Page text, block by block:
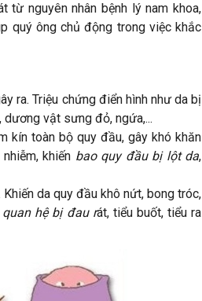
từ nguyên nhân bệnh lý nam khoa,
quý ông chủ động trong việc khắc
ra. Triệu chứng điển hình như da bị
dương vật sưng đỏ, ngứa,...
kín toàn bộ quy đầu, gây khó khăn
khiến bao quy đầu bị lột da,
da quy đầu khô nứt, bong tróc,
hệ bị đau rát, tiểu buốt, tiểu ra